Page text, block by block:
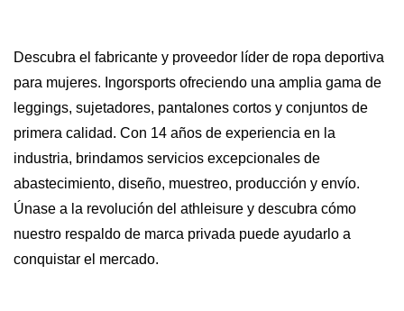
Descubra el fabricante y proveedor líder de ropa deportiva
para mujeres. Ingorsports ofreciendo una amplia gama de
leggings, sujetadores, pantalones cortos y conjuntos de
primera calidad. Con 14 años de experiencia en la
industria, brindamos servicios excepcionales de
abastecimiento, diseño, muestreo, producción y envío.
Únase a la revolución del athleisure y descubra cómo
nuestro respaldo de marca privada puede ayudarlo a
conquistar el mercado.